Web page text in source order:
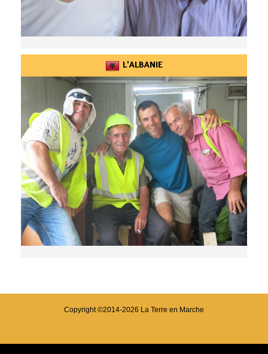
L'ALBANIE
Copyright ©2014-2026 La Terre en Marche